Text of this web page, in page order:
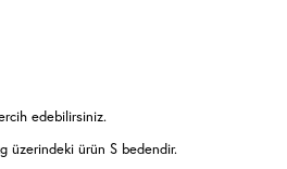
edebilirsiniz.
üzerindeki ürün S bedendir.